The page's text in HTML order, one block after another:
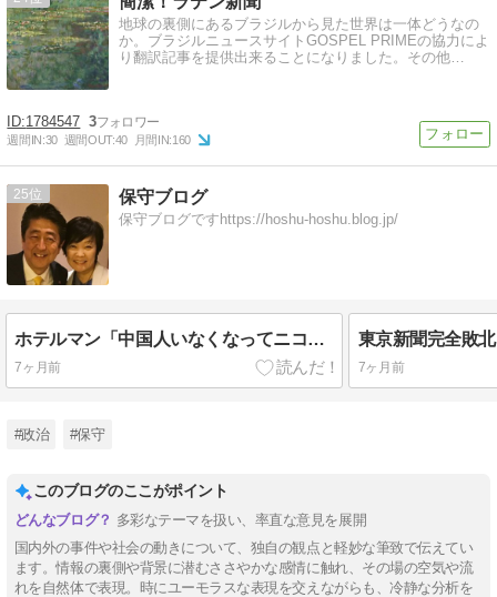
地球の裏側にあるブラジルから見た世界は一体どうなの
か。ブラジルニュースサイトGOSPEL PRIMEの協力によ
り翻訳記事を提供出来ることになりました。その他…
1784547 3
週間IN:30 週間OUT:40 月間IN:160
25 保守ブログ
保守ブログですhttps://hoshu-hoshu.blog.jp/
ホテルマン「中国人いなくなってニコニコしてるよ」
7ヶ月前 7ヶ月前
#政治 #保守
このブログのここがポイント
多彩なテーマを扱い、率直な意見を展開
国内外の事件や社会の動きについて、独自の観点と軽妙な筆致で伝えてい
ます。情報の裏側や背景に潜むささやかな感情に触れ、その場の空気や流
れを自然体で表現。時にユーモラスな表現を交えながらも、冷静な分析を